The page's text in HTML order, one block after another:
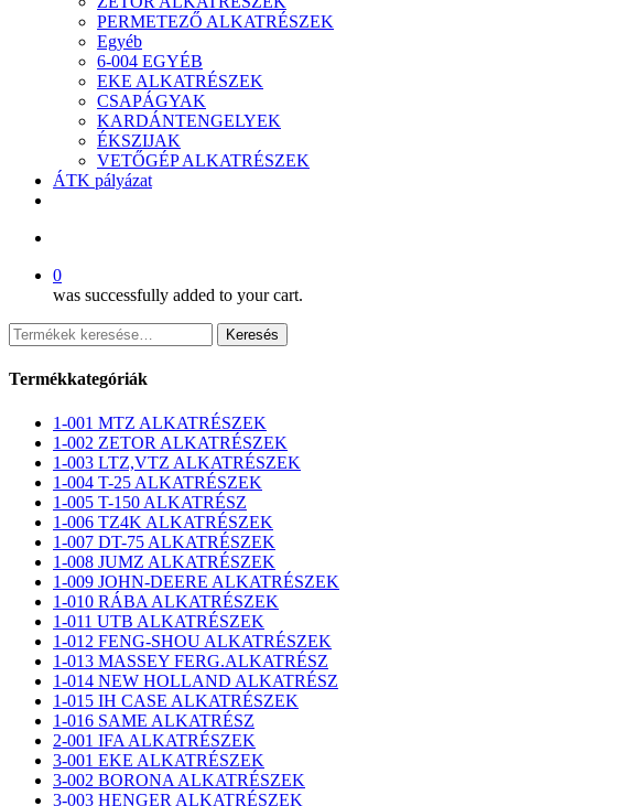
PERMETEZŐ ALKATRÉSZEK
Egyéb
6-004 EGYÉB
EKE ALKATRÉSZEK
CSAPÁGYAK
KARDÁNTENGELYEK
ÉKSZIJAK
VETŐGÉP ALKATRÉSZEK
ÁTK pályázat
0
was successfully added to your cart.
Keresés
a
következőre:
Keresés
Termékkategóriák
1-001 MTZ ALKATRÉSZEK
1-002 ZETOR ALKATRÉSZEK
1-003 LTZ,VTZ ALKATRÉSZEK
1-004 T-25 ALKATRÉSZEK
1-005 T-150 ALKATRÉSZ
1-006 TZ4K ALKATRÉSZEK
1-007 DT-75 ALKATRÉSZEK
1-008 JUMZ ALKATRÉSZEK
1-009 JOHN-DEERE ALKATRÉSZEK
1-010 RÁBA ALKATRÉSZEK
1-011 UTB ALKATRÉSZEK
1-012 FENG-SHOU ALKATRÉSZEK
1-013 MASSEY FERG.ALKATRÉSZ
1-014 NEW HOLLAND ALKATRÉSZ
1-015 IH CASE ALKATRÉSZEK
1-016 SAME ALKATRÉSZ
2-001 IFA ALKATRÉSZEK
3-001 EKE ALKATRÉSZEK
3-002 BORONA ALKATRÉSZEK
3-003 HENGER ALKATRÉSZEK